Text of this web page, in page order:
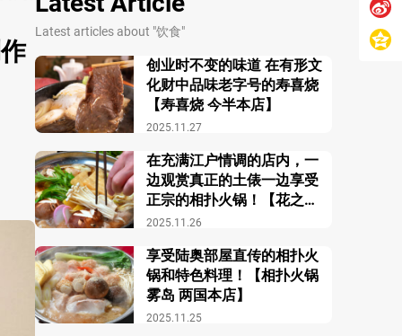
Latest articles about "饮食"
2025.11.27
创业时不变的味道 在有形文
化财中品味老字号的寿喜烧
【寿喜烧 今半本店】
2025.11.26
在充满江户情调的店内，一
边观赏真正的土俵一边享受
正宗的相扑火锅！【花之舞
江户东京博物馆前店】
2025.11.25
享受陆奥部屋直传的相扑火
锅和特色料理！【相扑火锅
雾岛 两国本店】